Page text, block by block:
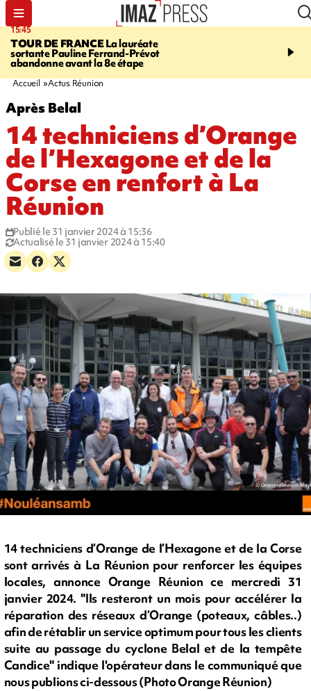
15:45
TOUR DE FRANCELa lauréate
sortante Pauline Ferrand-Prévot
abandonne avant la 8e étape
20:17
routière, concours de
Accueil Actus Réunion
Après Belal
14 techniciens d’Orange
de l’Hexagone et de la
Corse en renfort à La
Réunion
Publié le 31 janvier 2024 à 15:36
Actualisé le 31 janvier 2024 à 15:40
14 techniciens d’Orange de l’Hexagone et de la Corse
sont arrivés à La Réunion pour renforcer les équipes
locales, annonce Orange Réunion ce mercredi 31
janvier 2024. "Ils resteront un mois pour accélérer la
réparation des réseaux d’Orange (poteaux, câbles..)
afin de rétablir un service optimum pour tous les clients
suite au passage du cyclone Belal et de la tempête
Candice" indique l'opérateur dans le communiqué que
nous publions ci-dessous (Photo Orange Réunion)